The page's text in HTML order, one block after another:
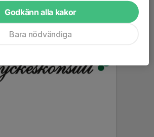
Godkänn alla kakor
Bara nödvändiga